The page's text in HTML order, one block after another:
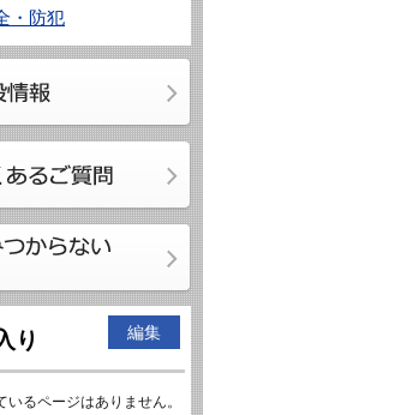
・防犯
り 編集
いるページはありません。